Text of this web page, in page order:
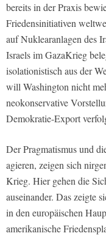
bereits in der Praxis
Friedensinitiativen
auf Nuklearanlagen des
Israels im GazaKrieg
isolationistisch aus der
will Washington nicht
neokonservative
Demokratie-Export
Der Pragmatismus und
agieren, zeigen sich
Krieg. Hier gehen die
auseinander. Das zeigte
in den europäischen
amerikanische